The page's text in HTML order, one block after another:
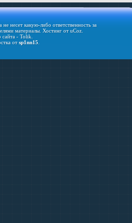
несет какую-либо ответственность за
материалы. Хостинг отuCoz.
сайта - Tolik.
отsp1nn15.